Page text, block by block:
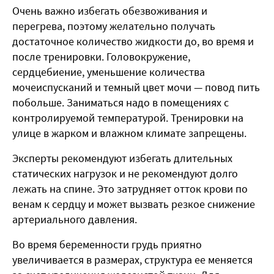
Очень важно избегать обезвоживания и
перегрева, поэтому желательно получать
достаточное количество жидкости до, во время и
после тренировки. Головокружение,
сердцебиение, уменьшение количества
мочеиспусканий и темный цвет мочи — повод пить
побольше. Заниматься надо в помещениях с
контролируемой температурой. Тренировки на
улице в жарком и влажном климате запрещены.
Эксперты рекомендуют избегать длительных
статических нагрузок и не рекомендуют долго
лежать на спине. Это затрудняет отток крови по
венам к сердцу и может вызвать резкое снижение
артериального давления.
Во время беременности грудь приятно
увеличивается в размерах, структура ее меняется